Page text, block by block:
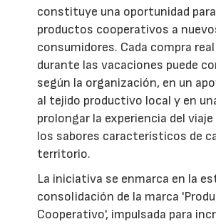
constituye una oportunidad
productos cooperativos a
consumidores. Cada compra
durante las vacaciones puede
según la organización, en un
al tejido productivo local y en
prolongar la experiencia del
los sabores característicos de
territorio.
La iniciativa se enmarca en la
consolidación de la marca
Cooperativo', impulsada para